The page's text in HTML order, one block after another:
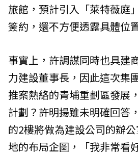
旅館，預計引入「萊特薇庭
簽約，還不方便透露具體位
事實上，許調謀同時也具建
力建設董事長，因此這次集
推案熱絡的青埔重劃區發展
計劃？許明揚雖未明確回答
的2樓將做為建設公司的辦
地的布局企圖，「我非常看